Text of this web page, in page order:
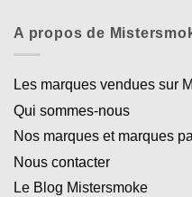
A propos de
Les marques vendues sur
Qui sommes-nous
Nos marques et marques
Nous contacter
Le Blog Mistersmoke